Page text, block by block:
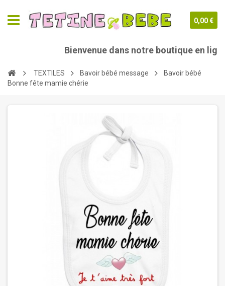
0,00 €
Bienvenue dans notre boutique en
TEXTILES Bavoir bébé message
Bavoir bébé
Bonne fête mamie chérie